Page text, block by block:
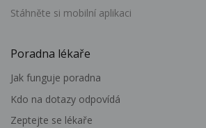
Stáhněte si mobilní aplikaci
Poradna lékaře
Jak funguje poradna
Kdo na dotazy odpovídá
Zeptejte se lékaře